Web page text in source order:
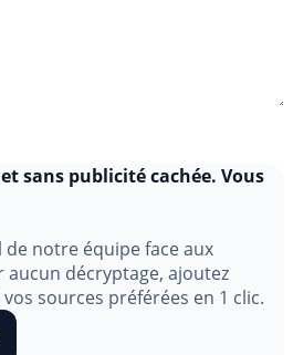
notre équipe face aux
décryptage, ajoutez
sources préférées en 1 clic.